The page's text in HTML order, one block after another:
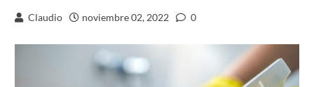
Claudio noviembre 02, 2022 0